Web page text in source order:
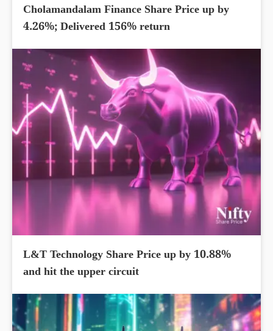
Cholamandalam Finance Share Price up by
4.26%; Delivered 156% return
L&T Technology Share Price up by 10.88%
and hit the upper circuit